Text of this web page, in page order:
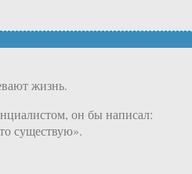
жизнь.
он бы написал:
существую».